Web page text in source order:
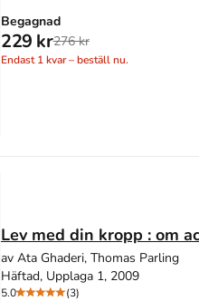
Begagnad
229 kr276 kr
Endast1kvar – beställ nu.
Lev med din kropp : om
av Ata Ghaderi, Thomas Parling
Häftad, Upplaga 1, 2009
5.0 (3)